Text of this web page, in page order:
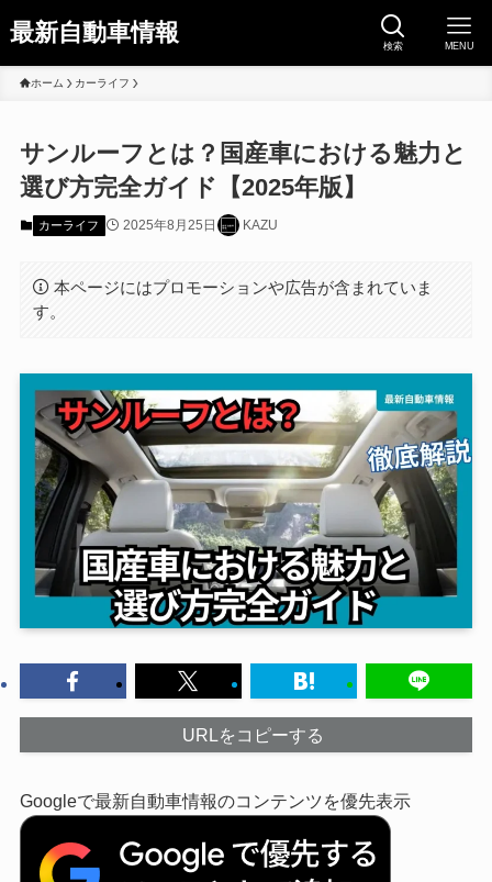
最新自動車情報 検索 MENU
ホーム カーライフ
サンルーフとは？国産車における魅力と
選び方完全ガイド【2025年版】
カーライフ 2025年8月25日 KAZU
本ページにはプロモーションや広告が含まれていま
す。
URLをコピーする
Googleで最新自動車情報のコンテンツを優先表示